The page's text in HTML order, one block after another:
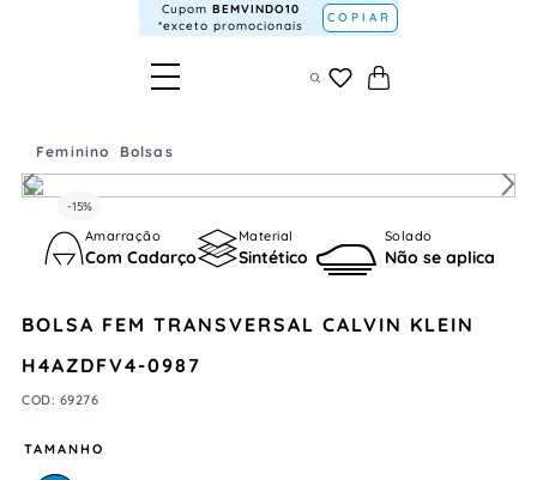
Cupom BEMVINDO10
*exceto promocionais
COPIAR
Feminino Bolsas
-15%
Amarração
Com Cadarço
Material
Sintético
Solado
Não se aplica
BOLSA FEM TRANSVERSAL CALVIN KLEIN
H4AZDFV4-0987
COD: 69276
TAMANHO